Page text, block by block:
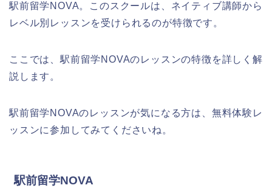
駅前留学NOVA。このスクールは、ネイティブ講師から
レベル別レッスンを受けられるのが特徴です。
ここでは、駅前留学NOVAのレッスンの特徴を詳しく解
説します。
駅前留学NOVAのレッスンが気になる方は、無料体験レ
ッスンに参加してみてくださいね。
駅前留学NOVA